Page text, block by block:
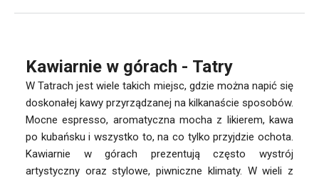
Kawiarnie w górach - Tatry
W Tatrach jest wiele takich miejsc, gdzie można napić się
doskonałej kawy przyrządzanej na kilkanaście sposobów.
Mocne espresso, aromatyczna mocha z likierem, kawa
po kubańsku i wszystko to, na co tylko przyjdzie ochota.
Kawiarnie w górach prezentują często wystrój
artystyczny oraz stylowe, piwniczne klimaty. W wieli z